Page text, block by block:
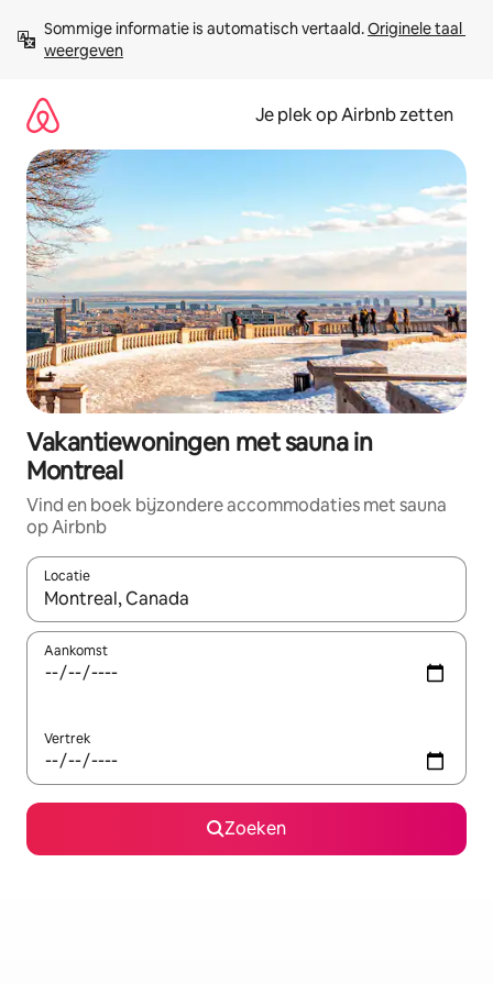
direct
naar
Sommige informatie is automatisch vertaald. Originele taal
weergeven
Je plek op Airbnb zetten
Vakantiewoningen met sauna in
Montreal
Vind en boek bijzondere accommodaties met sauna
op Airbnb
Locatie
Wanneer er resultaten beschikbaar zijn, maak je een keuze
Aankomst
Vertrek
Zoeken